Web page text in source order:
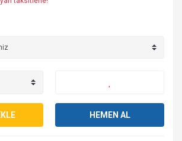
HEMEN AL